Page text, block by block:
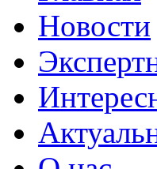
Новости